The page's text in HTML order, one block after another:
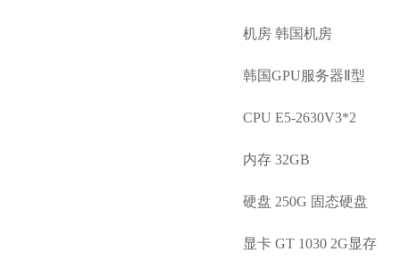
机房 韩国机房
韩国GPU服务器Ⅱ型
CPU E5-2630V3*2
内存 32GB
硬盘 250G 固态硬盘
显卡 GT 1030 2G显存